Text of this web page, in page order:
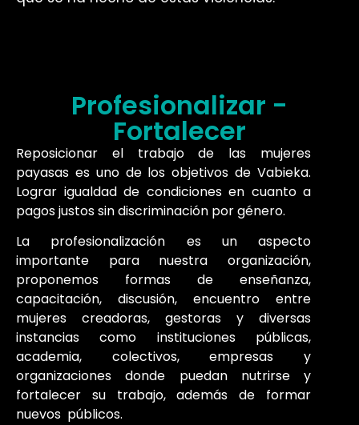
Profesionalizar -
Fortalecer
Reposicionar el trabajo de las mujeres
payasas es uno de los objetivos de Vabieka.
Lograr igualdad de condiciones en cuanto a
pagos justos sin discriminación por género.
La profesionalización es un aspecto
importante para nuestra organización,
proponemos formas de enseñanza,
capacitación, discusión, encuentro entre
mujeres creadoras, gestoras y diversas
instancias como instituciones públicas,
academia, colectivos,empresas y
organizaciones donde puedan nutrirse y
fortalecer su trabajo, además de formar
nuevos públicos.